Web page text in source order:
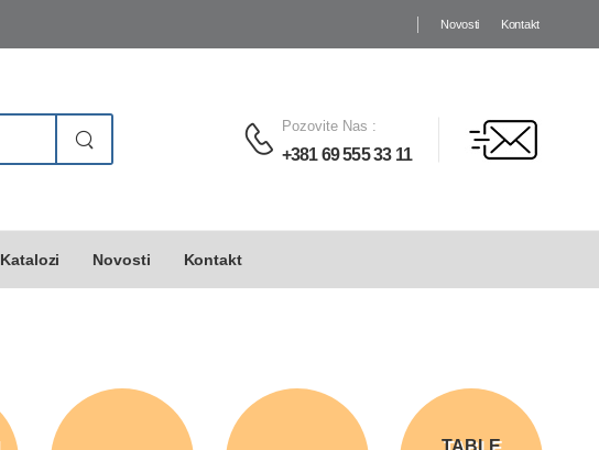
Novosti Kontakt
Pozovite Nas :
+381 69 555 33 11
Katalozi Novosti Kontakt
TABLE